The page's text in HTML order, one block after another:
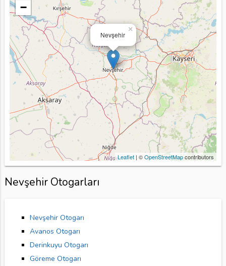
Nevşehir
×
−
Leaflet | ©OpenStreetMapcontributors
Nevşehir Otogarları
Nevşehir Otogarı
Avanos Otogarı
Derinkuyu Otogarı
Göreme Otogarı